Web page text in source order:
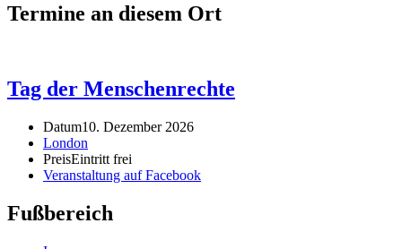
Termine an diesem Ort
Tag der Menschenrechte
Datum10. Dezember 2026
London
PreisEintritt frei
Veranstaltung auf Facebook
Fußbereich